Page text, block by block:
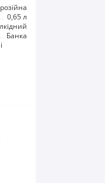
0,65 л
Банка